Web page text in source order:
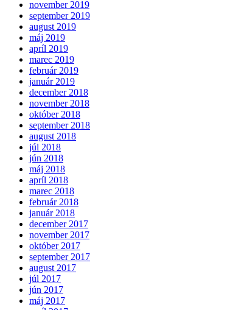
november 2019
september 2019
august 2019
máj 2019
apríl 2019
marec 2019
február 2019
január 2019
december 2018
november 2018
október 2018
september 2018
august 2018
júl 2018
jún 2018
máj 2018
apríl 2018
marec 2018
február 2018
január 2018
december 2017
november 2017
október 2017
september 2017
august 2017
júl 2017
jún 2017
máj 2017